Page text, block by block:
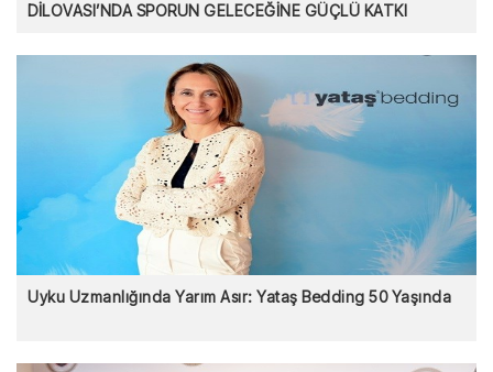
DİLOVASI’NDA SPORUN GELECEĞİNE GÜÇLÜ KATKI
Uyku Uzmanlığında Yarım Asır: Yataş Bedding 50 Yaşında